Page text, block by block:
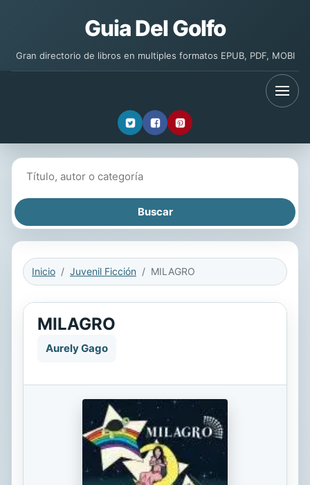
Guia Del Golfo
Gran directorio de libros en multiples formatos EPUB, PDF, MOBI
Inicio Juvenil Ficción MILAGRO
MILAGRO
Aurely Gago